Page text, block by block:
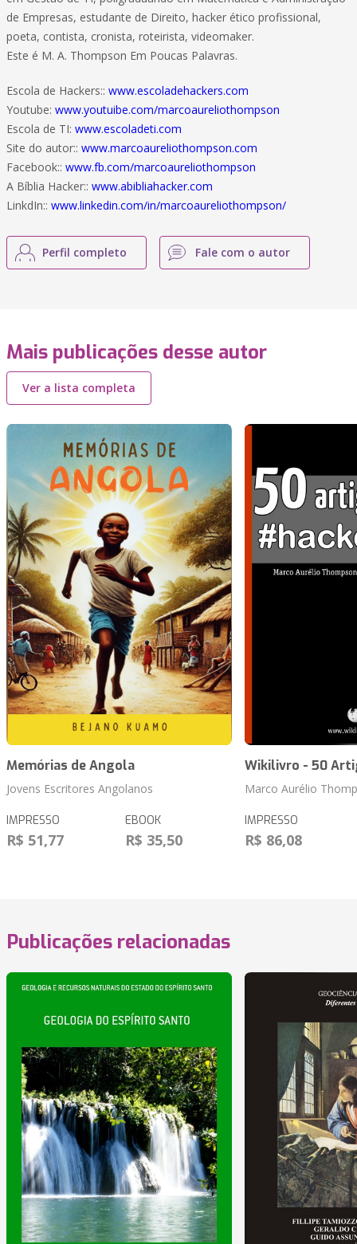
de Empresas, estudante de Direito, hacker ético profissional,
poeta, contista, cronista, roteirista, videomaker.
Este é M. A. Thompson Em Poucas Palavras.
Escola de Hackers:: www.escoladehackers.com
Youtube: www.youtuibe.com/marcoaureliothompson
Escola de TI: www.escoladeti.com
Site do autor:: www.marcoaureliothompson.com
Facebook:: www.fb.com/marcoaureliothompson
A Bíblia Hacker:: www.abibliahacker.com
LinkdIn:: www.linkedin.com/in/marcoaureliothompson/
Perfil completo Fale com o autor
Mais publicações desse autor
Ver a lista completa
Memórias de Angola
Jovens Escritores Angolanos
IMPRESSO
R$ 51,77
EBOOK
R$ 35,50
Wikilivro - 50
Marco Aurélio
IMPRESSO
R$ 86,08
Publicações relacionadas